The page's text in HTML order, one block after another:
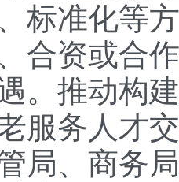
标准化等
合资或合
。推动构
服务人才
局、商务